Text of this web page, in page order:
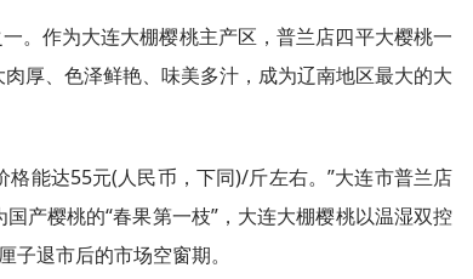
。作为大连大棚樱桃主产区，普兰店四平大樱桃一
厚、色泽鲜艳、味美多汁，成为辽南地区最大的大
格能达55元(人民币，下同)/斤左右。”大连市普兰店
产樱桃的“春果第一枝”，大连大棚樱桃以温湿双控
退市后的市场空窗期。